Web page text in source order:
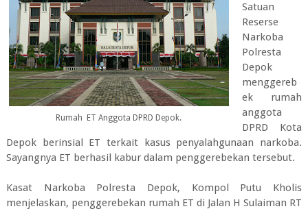
Rumah ET Anggota DPRD Depok.
Satuan
Reserse
Narkoba
Polresta
Depok
menggereb
ek rumah
anggota
DPRD Kota
Depok berinsial ET terkait kasus penyalahgunaan narkoba.
Sayangnya ET berhasil kabur dalam penggerebekan tersebut.
Kasat Narkoba Polresta Depok, Kompol Putu Kholis
menjelaskan, penggerebekan rumah ET di Jalan H Sulaiman RT